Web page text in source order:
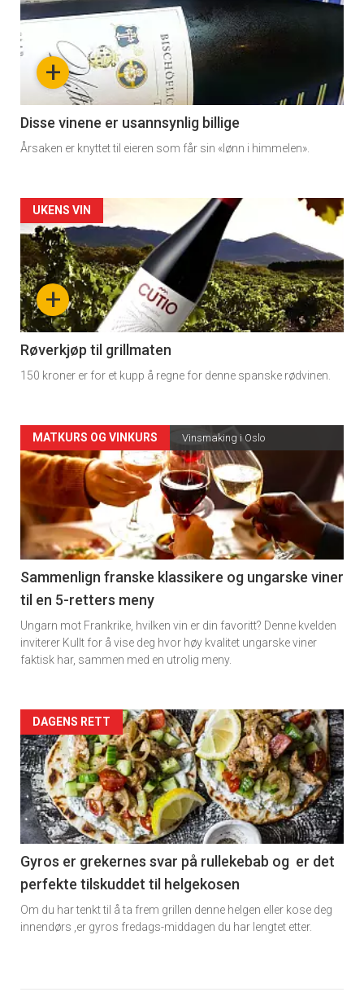
akkurat
nå
3
+
Disse vinene er usannsynlig billige
Årsaken er knyttet til eieren som får sin «lønn i himmelen».
Forsiden
akkurat
nå
-
4
+
UKENS VIN
Røverkjøp til grillmaten
150 kroner er for et kupp å regne for denne spanske rødvinen.
Forsiden
akkurat
nå
-
5
MATKURS OG VINKURS Vinsmaking i Oslo
Sammenlign franske klassikere og ungarske viner
til en 5-retters meny
Ungarn mot Frankrike, hvilken vin er din favoritt? Denne kvelden
inviterer Kullt for å vise deg hvor høy kvalitet ungarske viner
faktisk har, sammen med en utrolig meny.
Forsiden
akkurat
nå
-
6
DAGENS RETT
Gyros er grekernes svar på rullekebab og er det
perfekte tilskuddet til helgekosen
Om du har tenkt til å ta frem grillen denne helgen eller kose deg
innendørs ,er gyros fredags-middagen du har lengtet etter.